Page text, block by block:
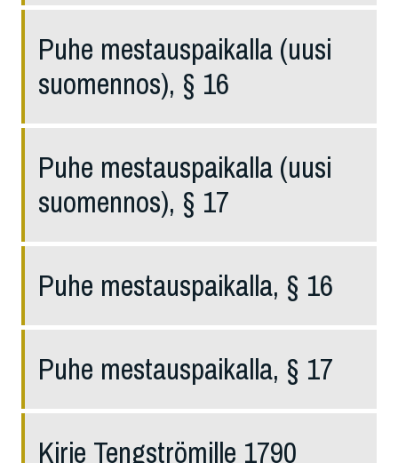
Puhe mestauspaikalla (uusi
suomennos), § 16
Puhe mestauspaikalla (uusi
suomennos), § 17
Puhe mestauspaikalla, § 16
Puhe mestauspaikalla, § 17